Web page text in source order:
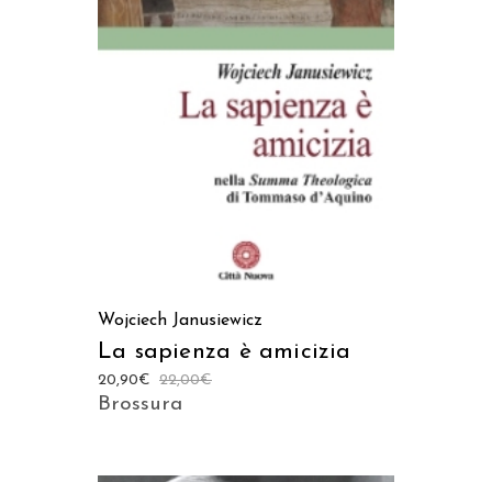
LEGGI TUTTO
Wojciech Janusiewicz
La sapienza è amicizia
22,00€
20,90€
Brossura